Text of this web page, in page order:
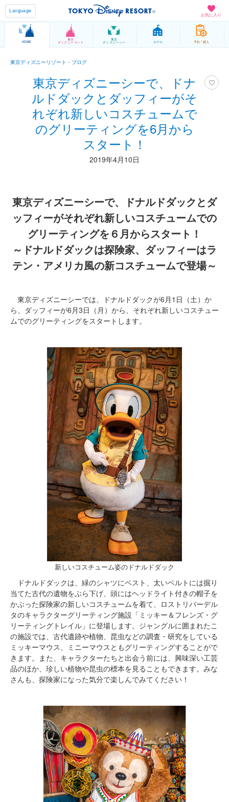
お気に入り
Language
HOME
東京
ディズニーランド
東京
ディズニーシー ホテル 予約 / 購入
東京ディズニーリゾート・ブログ
東京ディズニーシーで、ドナ
ルドダックとダッフィーがそ
れぞれ新しいコスチュームで
のグリーティングを6月から
スタート！
2019年4月10日
東京ディズニーシーで、ドナルドダックとダ
ッフィーがそれぞれ新しいコスチュームでの
グリーティングを６月からスタート！
～ドナルドダックは探険家、ダッフィーはラ
テン・アメリカ風の新コスチュームで登場～
東京ディズニーシーでは、ドナルドダックが6月1日（土）か
ら、ダッフィーが6月3日（月）から、それぞれ新しいコスチュー
ムでのグリーティングをスタートします。
新しいコスチューム姿のドナルドダック
ドナルドダックは、緑のシャツにベスト、太いベルトには掘り
当てた古代の遺物をぶら下げ、頭にはヘッドライト付きの帽子を
かぶった探険家の新しいコスチュームを着て、ロストリバーデル
タのキャラクターグリーティング施設「ミッキー＆フレンズ・グ
リーティングトレイル」に登場します。ジャングルに囲まれたこ
の施設では、古代遺跡や植物、昆虫などの調査・研究をしている
ミッキーマウス、ミニーマウスともグリーティングすることがで
きます。また、キャラクターたちと出会う前には、興味深い工芸
品のほか、珍しい植物や昆虫の標本を見ることもできます。みな
さんも、探険家になった気分で楽しんでみてください！